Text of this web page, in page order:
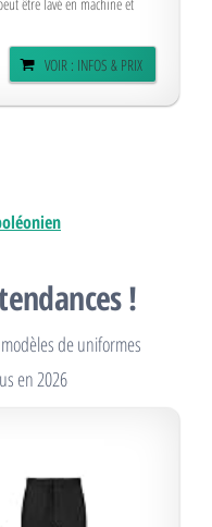
VOIR : INFOS & PRIX
!
de uniformes
en 2026